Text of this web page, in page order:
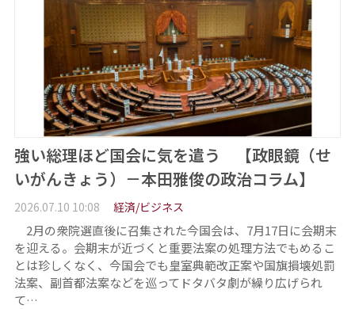
強い総理ほど国会に気を遣う 【政眼鏡（せ
いがんきょう）－本田雅俊の政治コラム】
2026.07.10 10:08 経済/ビジネス
2月の衆院選直後に召集された今国会は、7月17日に会期末
を迎える。会期末が近づくと重要法案の処理方法でもめるこ
とは珍しくなく、今国会でも皇室典範改正案や国旗損壊処罰
法案、副首都法案などを巡ってドタバタ劇が繰り広げられ
て…